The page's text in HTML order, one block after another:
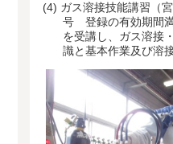
(4) ガス溶接技能講習（
号 登録の有効期間
を受講し、ガス溶接
識と基本作業及び溶